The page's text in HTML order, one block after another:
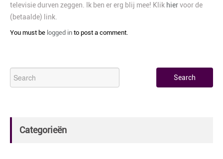
televisie durven zeggen. Ik ben er erg blij mee! Klik hiervoor de
(betaalde) link.
You must be logged in to post a comment.
Categorieën